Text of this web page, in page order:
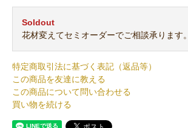
Soldout
花材変えてセミオーダーでご相談承ります。
特定商取引法に基づく表記（返品等）
この商品を友達に教える
この商品について問い合わせる
買い物を続ける